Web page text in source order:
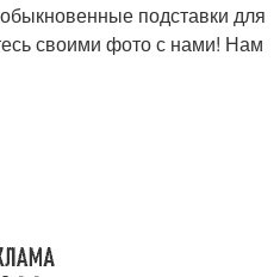
подставки для
своими фото с нами! Нам